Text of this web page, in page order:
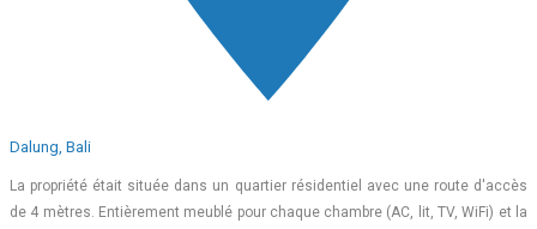
Dalung, Bali
La propriété était située dans un quartier résidentiel avec une route d'accès
de 4 mètres. Entièrement meublé pour chaque chambre (AC, lit, TV, WiFi) et la